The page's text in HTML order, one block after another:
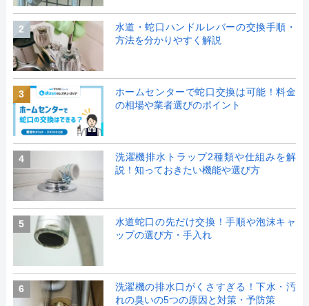
2
水道・蛇口ハンドルレバーの交換手順・
方法を分かりやすく解説
3
ホームセンターで蛇口交換は可能！料金
の相場や業者選びのポイント
4
洗濯機排水トラップ2種類や仕組みを解
説！知っておきたい機能や選び方
5
水道蛇口の先だけ交換！手順や泡沫キャ
ップの選び方・手入れ
6
洗濯機の排水口がくさすぎる！下水・汚
れの臭いの5つの原因と対策・予防策